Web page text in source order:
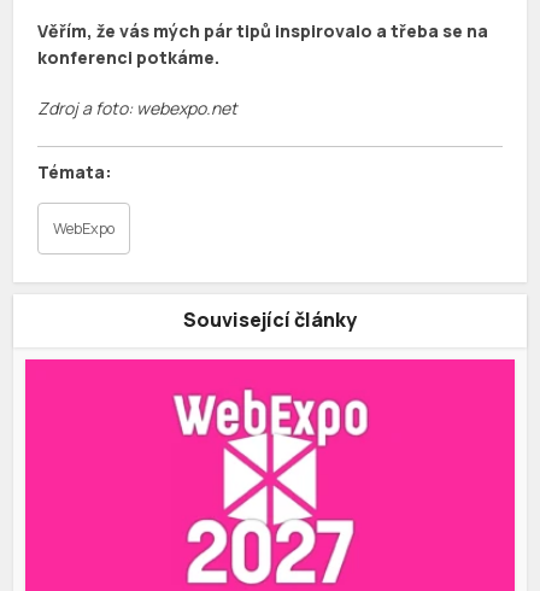
Věřím, že vás mých pár tipů inspirovalo a třeba se na
konferenci potkáme.
Zdroj a foto: webexpo.net
WebExpo
Související články